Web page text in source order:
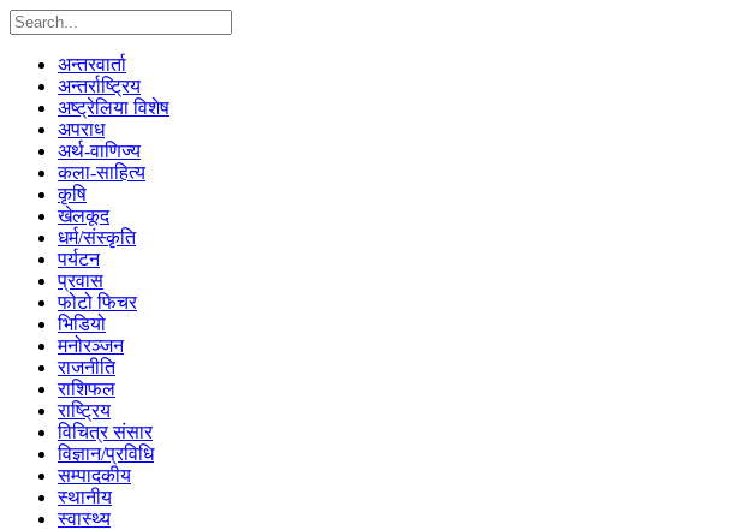
अन्तरवार्ता
अन्तर्राष्ट्रिय
अष्ट्रेलिया विशेष
अपराध
अर्थ-वाणिज्य
कला-साहित्य
कृषि
खेलकूद
धर्म/संस्कृति
पर्यटन
प्रवास
फोटो फिचर
भिडियो
मनोरञ्जन
राजनीति
राशिफल
राष्ट्रिय
विचित्र संसार
विज्ञान/प्रविधि
सम्पादकीय
स्थानीय
स्वास्थ्य